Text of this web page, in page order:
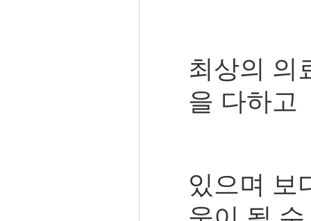
최상의 의
을 다하고
있으며 보